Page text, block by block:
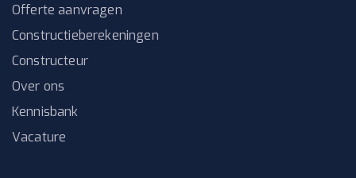
Offerte aanvragen
Constructieberekeningen
Constructeur
Over ons
Kennisbank
Vacature